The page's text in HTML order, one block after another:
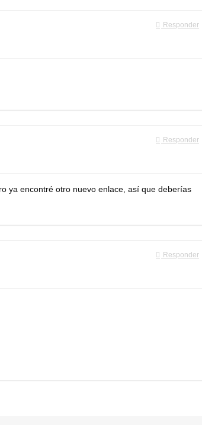
Responder
Responder
ya encontré otro nuevo enlace, así que deberías
Responder